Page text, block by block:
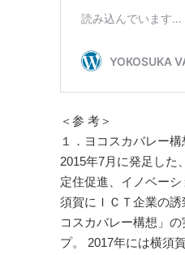
＜参 考＞
１．ヨコスカバレー
2015年7月に発足した
定住促進、イノベー
須賀にＩＣＴ企業の
コスカバレー構想」
プ。 2017年には横須